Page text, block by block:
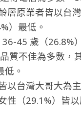
層原業者皆以台
）最低。
45 歲（26.8%
質不佳為多數，
。
以台灣大哥大為
性（29.1%）皆